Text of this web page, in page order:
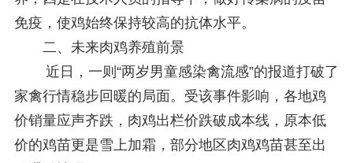
免疫，使鸡始终保持较高的抗体水平。
二、未来肉鸡养殖前景
近日，一则“两岁男童感染禽流感”的报道打破了
家禽行情稳步回暖的局面。受该事件影响，各地鸡
价销量应声齐跌，肉鸡出栏价跌破成本线，原本低
价的鸡苗更是雪上加霜，部分地区肉鸡鸡苗甚至出